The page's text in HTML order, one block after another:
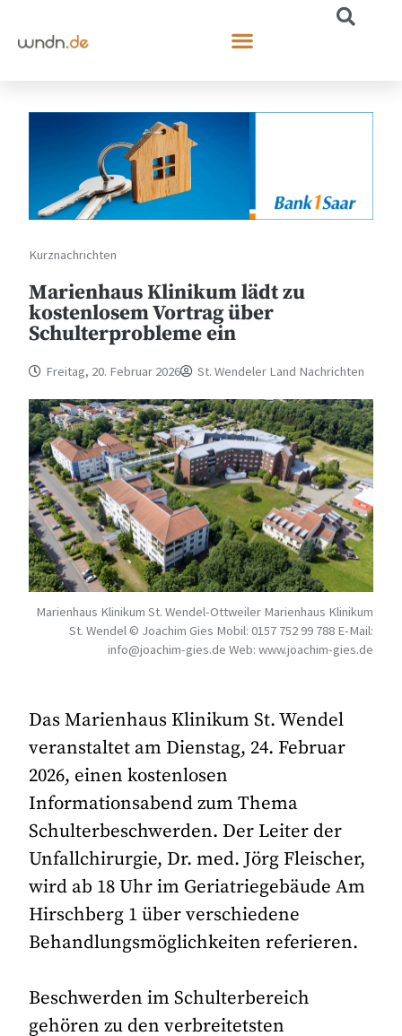
Kurznachrichten
Marienhaus Klinikum lädt zu
kostenlosem Vortrag über
Schulterprobleme ein
Freitag, 20. Februar 2026 St. Wendeler Land Nachrichten
Marienhaus Klinikum St. Wendel-Ottweiler Marienhaus Klinikum
St. Wendel © Joachim Gies Mobil: 0157 752 99 788 E-Mail:
info@joachim-gies.de Web: www.joachim-gies.de
Das Marienhaus Klinikum St. Wendel
veranstaltet am Dienstag, 24. Februar
2026, einen kostenlosen
Informationsabend zum Thema
Schulterbeschwerden. Der Leiter der
Unfallchirurgie, Dr. med. Jörg Fleischer,
wird ab 18 Uhr im Geriatriegebäude Am
Hirschberg 1 über verschiedene
Behandlungsmöglichkeiten referieren.
Beschwerden im Schulterbereich
gehören zu den verbreitetsten